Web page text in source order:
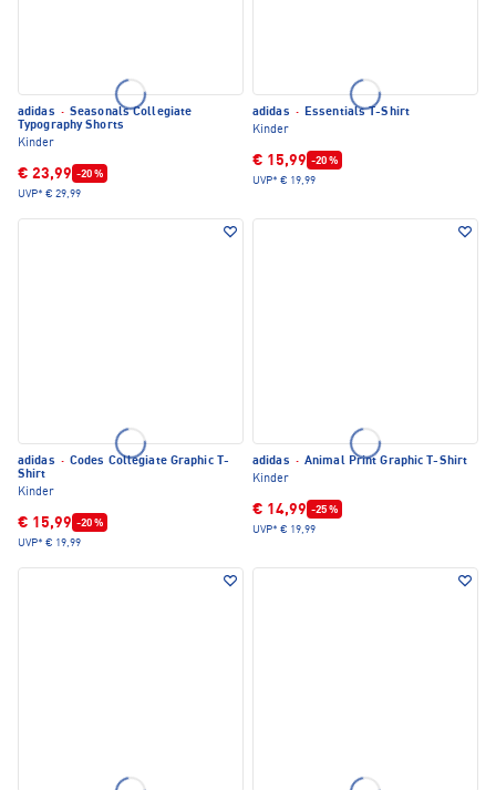
adidas · Seasonals Collegiate
Typography Shorts
Kinder
€ 23,99 -20 %
UVP* € 29,99
adidas · Essentials T-Shirt
Kinder
€ 15,99 -20 %
UVP* € 19,99
adidas · Codes Collegiate Graphic T-
Shirt
Kinder
€ 15,99 -20 %
UVP* € 19,99
adidas · Animal Print Graphic T-Shirt
Kinder
€ 14,99 -25 %
UVP* € 19,99